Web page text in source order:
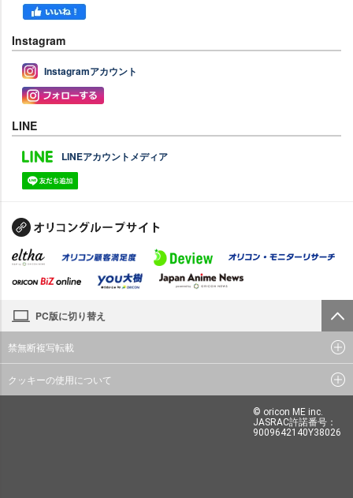
Instagram
Instagramアカウント
LINE
LINEアカウントメディア
PC版に切り替え
禁無断複写転載
クッキーの使用について
© oricon ME inc.
JASRAC許諾番号：
9009642140Y38026